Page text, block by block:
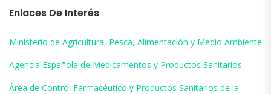
Enlaces De Interés
Ministerio de Agricultura, Pesca, Alimentación y Medio Ambiente
Agencia Española de Medicamentos y Productos Sanitarios
Área de Control Farmacéutico y Productos Sanitarios de la